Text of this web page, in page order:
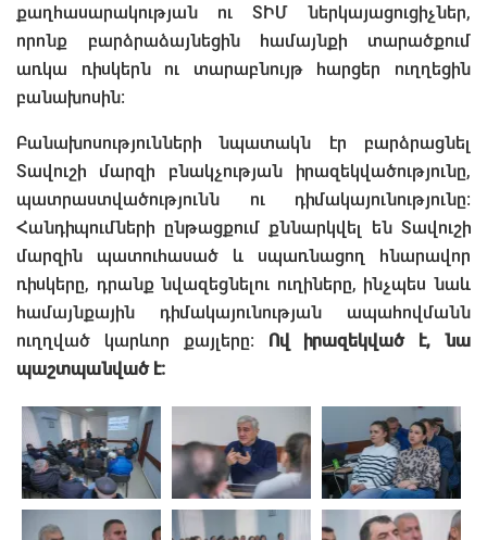
քաղհասարակության ու ՏԻՄ ներկայացուցիչներ,
որոնք բարձրաձայնեցին համայնքի տարածքում
առկա ռիսկերն ու տարաբնույթ հարցեր ուղղեցին
բանախոսին:
Բանախոսությունների նպատակն էր բարձրացնել
Տավուշի մարզի բնակչության իրազեկվածությունը,
պատրաստվածությունն ու դիմակայունությունը:
Հանդիպումների ընթացքում քննարկվել են Տավուշի
մարզին պատուհասած և սպառնացող հնարավոր
ռիսկերը, դրանք նվազեցնելու ուղիները, ինչպես նաև
համայնքային դիմակայունության ապահովմանն
ուղղված կարևոր քայլերը: Ով իրազեկված է, նա
պաշտպանված է։